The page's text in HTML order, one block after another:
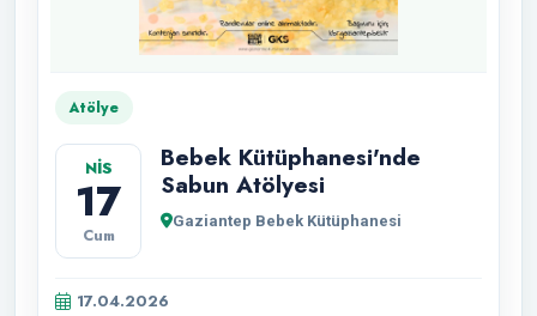
Atölye
NİS
17
Cum
Bebek Kütüphanesi'nde
Sabun Atölyesi
Gaziantep Bebek Kütüphanesi
17.04.2026